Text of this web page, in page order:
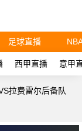
足球直播
西甲直播 意甲
拉费雷尔后备队